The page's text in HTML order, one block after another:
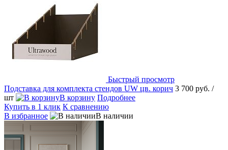
Быстрый просмотр
Подставка для комплекта стендов UW цв. корич 3 700 руб. /
шт
В корзину Подробнее
Купить в 1 клик К сравнению
В избранное
В наличии